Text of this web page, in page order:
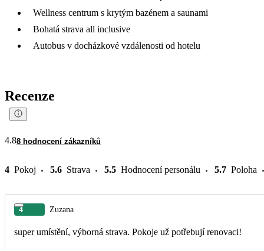
Wellness centrum s krytým bazénem a saunami
Bohatá strava all inclusive
Autobus v docházkové vzdálenosti od hotelu
Recenze
4.88 hodnocení zákazníků
4 Pokoj 5.6 Strava 5.5 Hodnocení personálu 5.7 Poloha
4 Zuzana
super umístění, výborná strava. Pokoje už potřebují renovaci!